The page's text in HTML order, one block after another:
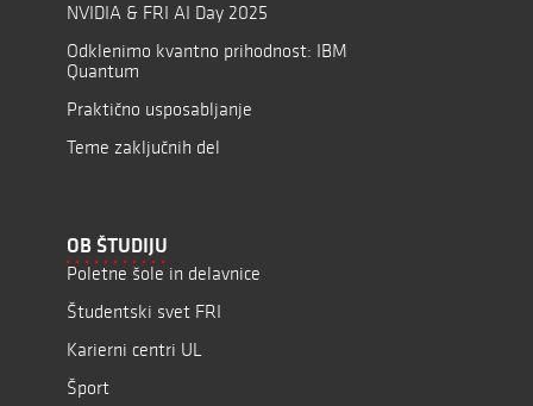
NVIDIA & FRI AI Day 2025
Odklenimo kvantno prihodnost: IBM
Quantum
Praktično usposabljanje
Teme zaključnih del
OB ŠTUDIJU
Poletne šole in delavnice
Študentski svet FRI
Karierni centri UL
Šport